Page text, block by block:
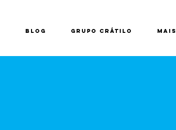
BLOG GRUPO CRÁTILO Mais